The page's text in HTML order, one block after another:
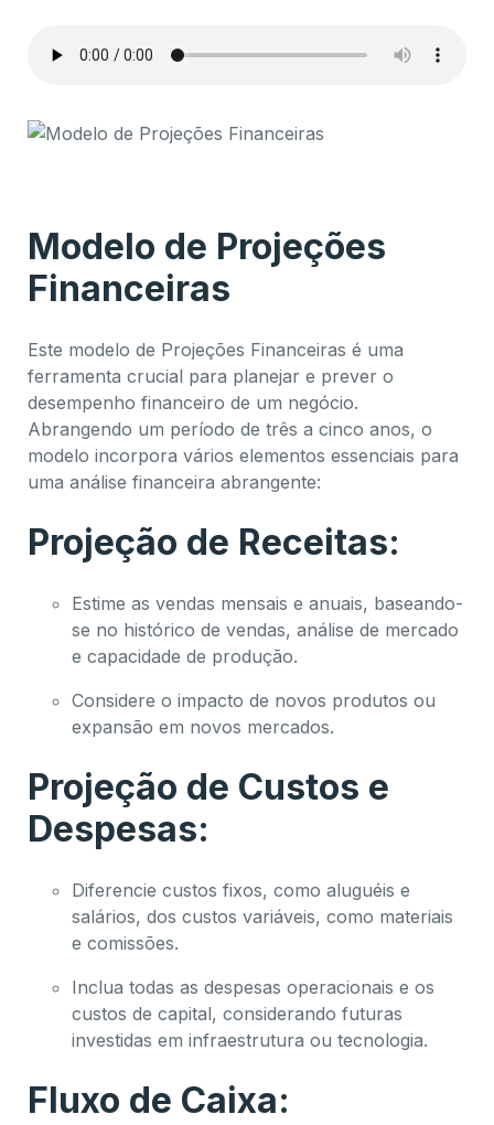
Modelo de Projeções
Financeiras
Este modelo de Projeções Financeiras é uma
ferramenta crucial para planejar e prever o
desempenho financeiro de um negócio.
Abrangendo um período de três a cinco anos, o
modelo incorpora vários elementos essenciais para
uma análise financeira abrangente:
Projeção de Receitas:
Estime as vendas mensais e anuais, baseando-
se no histórico de vendas, análise de mercado
e capacidade de produção.
Considere o impacto de novos produtos ou
expansão em novos mercados.
Projeção de Custos e
Despesas:
Diferencie custos fixos, como aluguéis e
salários, dos custos variáveis, como materiais
e comissões.
Inclua todas as despesas operacionais e os
custos de capital, considerando futuras
investidas em infraestrutura ou tecnologia.
Fluxo de Caixa: